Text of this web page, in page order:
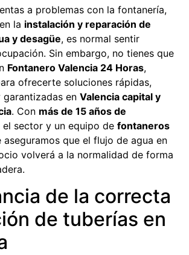
a problemas con la fontanería,
la instalación y reparación de
y desagüe, es normal sentir
Sin embargo, no tienes que
Fontanero Valencia 24 Horas,
ofrecerte soluciones rápidas,
en Valencia capital y
. Con más de 15 años de
el sector y un equipo de fontaneros
aseguramos que el flujo de agua en
volverá a la normalidad de forma
de la correcta
de tuberías en